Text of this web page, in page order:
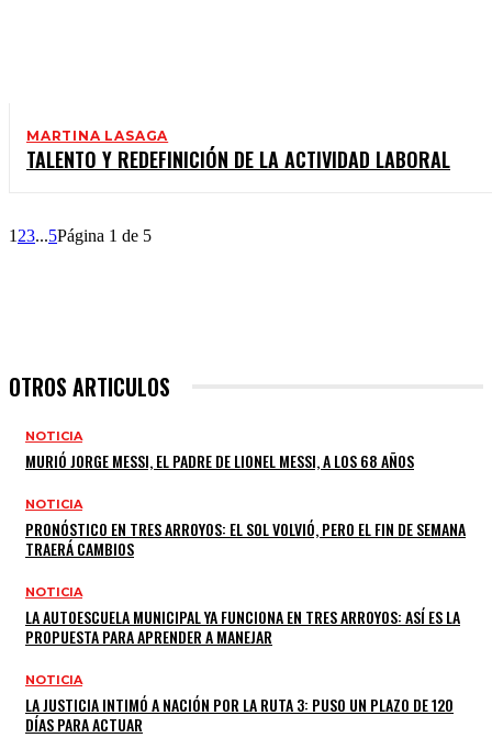
MARTINA LASAGA
TALENTO Y REDEFINICIÓN DE LA ACTIVIDAD LABORAL
1 23...5Página 1 de 5
OTROS ARTICULOS
NOTICIA
MURIÓ JORGE MESSI, EL PADRE DE LIONEL MESSI, A LOS 68 AÑOS
NOTICIA
PRONÓSTICO EN TRES ARROYOS: EL SOL VOLVIÓ, PERO EL FIN DE SEMANA
TRAERÁ CAMBIOS
NOTICIA
LA AUTOESCUELA MUNICIPAL YA FUNCIONA EN TRES ARROYOS: ASÍ ES LA
PROPUESTA PARA APRENDER A MANEJAR
NOTICIA
LA JUSTICIA INTIMÓ A NACIÓN POR LA RUTA 3: PUSO UN PLAZO DE 120
DÍAS PARA ACTUAR